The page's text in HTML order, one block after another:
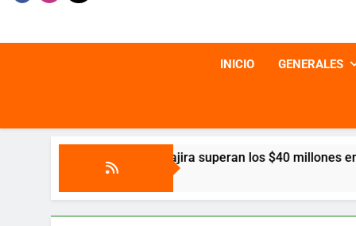
INICIO GENERALES
Guajira superan los $40 millones en ventas en la feria